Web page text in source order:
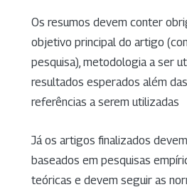
Os resumos devem conter
objetivo principal do artigo
pesquisa), metodologia a ser
resultados esperados além
referências a serem utilizadas
Já os artigos finalizados
baseados em pesquisas
teóricas e devem seguir as